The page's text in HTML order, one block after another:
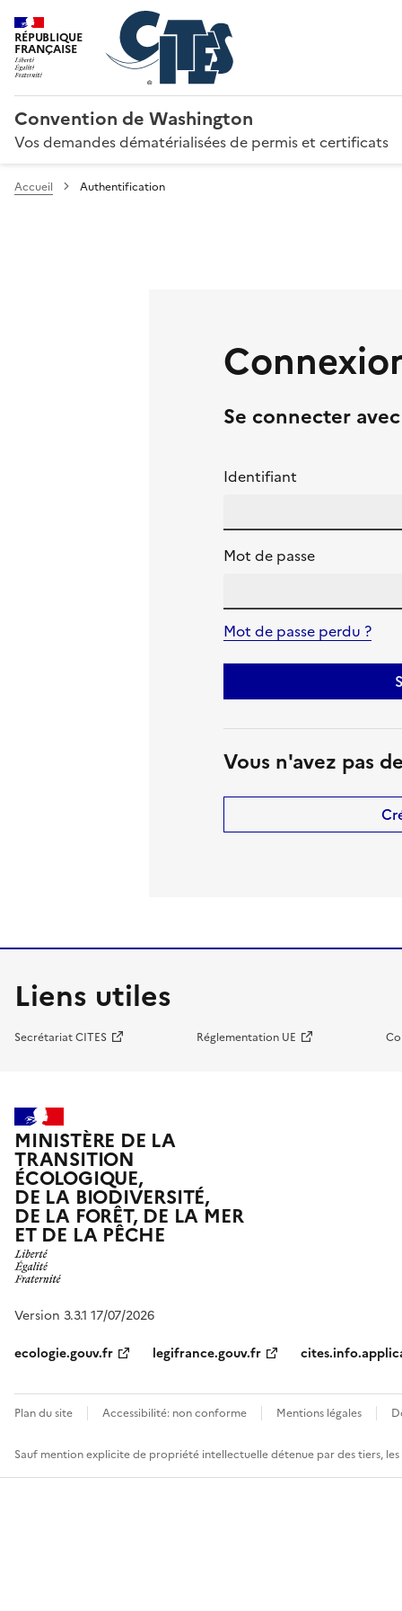
RÉPUBLIQUE
FRANÇAISE
Convention de Washington
Vos demandes dématérialisées de permis et certificats
Accueil Authentification
Se connecter
Identifiant
Mot de passe
Mot de passe perdu ?
Vous n'avez pas
Liens utiles
Secrétariat CITES Réglementation UE
MINISTÈRE DE LA
TRANSITION
ÉCOLOGIQUE,
DE LA BIODIVERSITÉ,
DE LA FORÊT, DE LA MER
ET DE LA PÊCHE
Version 3.3.1 17/07/2026
ecologie.gouv.fr
legifrance.gouv.fr
Plan du site Accessibilité: non conforme Mentions légales
Sauf mention explicite de propriété intellectuelle détenue par des tiers,